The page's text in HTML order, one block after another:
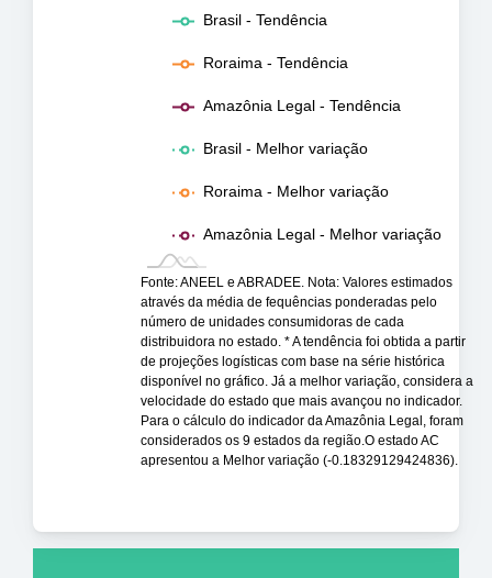
Brasil - Tendência
Roraima - Tendência
Amazônia Legal - Tendência
Brasil - Melhor variação
Roraima - Melhor variação
Amazônia Legal - Melhor variação
Fonte: ANEEL e ABRADEE. Nota: Valores estimados
através da média de fequências ponderadas pelo
número de unidades consumidoras de cada
distribuidora no estado. * A tendência foi obtida a partir
de projeções logísticas com base na série histórica
disponível no gráfico. Já a melhor variação, considera a
velocidade do estado que mais avançou no indicador.
Para o cálculo do indicador da Amazônia Legal, foram
considerados os 9 estados da região.O estado AC
apresentou a Melhor variação (-0.18329129424836).